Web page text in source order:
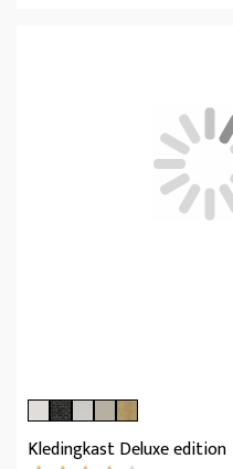
Kledingkast Deluxe edition